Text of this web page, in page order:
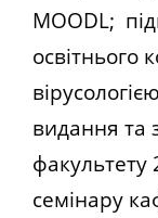
MOODL;
освітнього
видання та
факультету
семінару